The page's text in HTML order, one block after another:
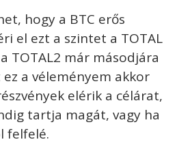
hogy a BTC erős
el ezt a szintet a TOTAL
TOTAL2 már másodjára
a véleményem akkor
elérik a célárat,
tartja magát, vagy ha
felfelé.